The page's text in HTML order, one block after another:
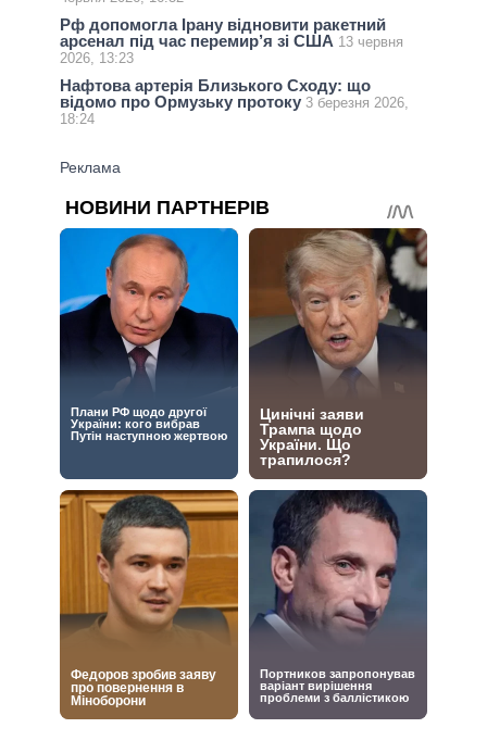
Рф допомогла Ірану відновити ракетний
арсенал під час перемир’я зі США 13 червня
2026, 13:23
Нафтова артерія Близького Сходу: що
відомо про Ормузьку протоку 3 березня 2026,
18:24